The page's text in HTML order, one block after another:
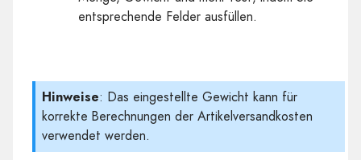
entsprechende Felder ausfüllen.
Hinweisе: Das eingestellte Gewicht kann für
korrekte Berechnungen der Artikelversandkosten
verwendet werden.